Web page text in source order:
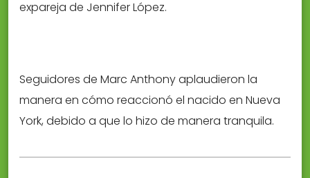
expareja de Jennifer López.
Seguidores de Marc Anthony aplaudieron la
manera en cómo reaccionó el nacido en Nueva
York, debido a que lo hizo de manera tranquila.